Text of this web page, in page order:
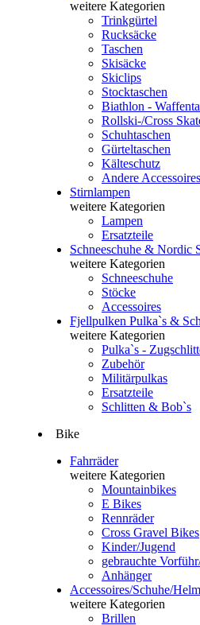
weitere Kategorien
Trinkgürtel
Rucksäcke
Taschen
Skisäcke
Skiclips
Stocktaschen
Biathlon -
Rollski-/Cross
Schuhtaschen
Gürteltaschen
Kälteschutz
Andere Accessoires
Stirnlampen
weitere Kategorien
Lampen
Ersatzteile
Schneeschuhe & Nordic
weitere Kategorien
Schneeschuhe
Stöcke
Accessoires
Fjellpulken Pulka`s &
weitere Kategorien
Pulka`s -
Zubehör
Militärpulkas
Ersatzteile
Schlitten & Bob`s
Bike
Fahrräder
weitere Kategorien
Mountainbikes
E Bikes
Rennräder
Cross Gravel Bikes
Kinder/Jugend
gebrauchte
Anhänger
Accessoires/Schuhe/
weitere Kategorien
Brillen